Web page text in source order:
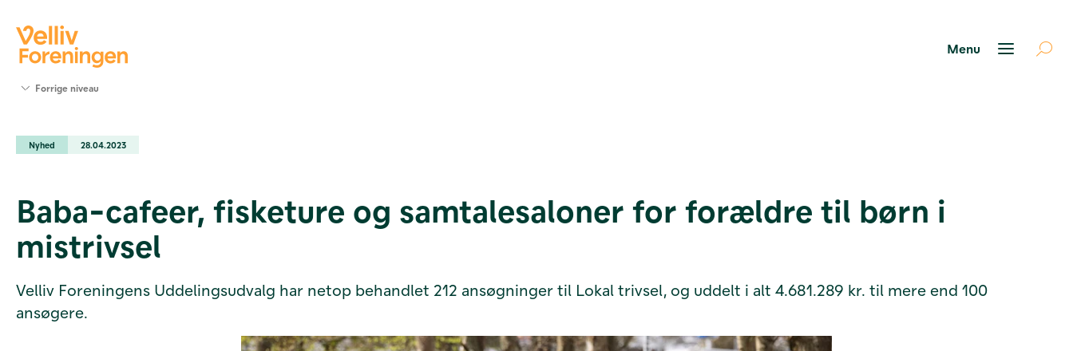
Værktøjer
Foreningen
Kontakt
os
Forrige niveau
Nyhed 28.04.2023
Baba-cafeer, fisketure og samtalesaloner for forældre til børn i
mistrivsel
Velliv Foreningens Uddelingsudvalg har netop behandlet 212 ansøgninger til Lokal trivsel, og uddelt i alt 4.681.289 kr. til mere end 100
ansøgere.